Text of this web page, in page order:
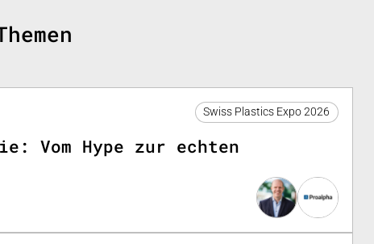
Swiss Plastics Expo 2026
Hype zur echten